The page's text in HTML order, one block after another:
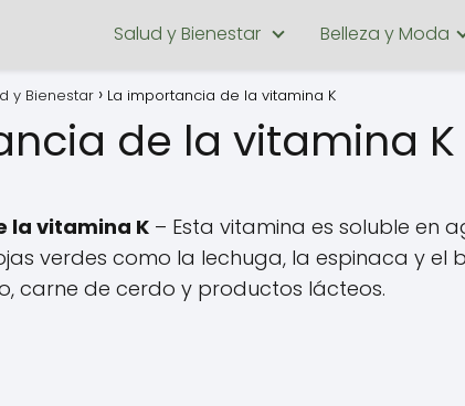
Salud y Bienestar Belleza y Moda
y Bienestar La importancia de la vitamina K
de la vitamina K
la vitamina K – Esta vitamina es soluble en
verdes como la lechuga, la espinaca y el
carne de cerdo y productos lácteos.